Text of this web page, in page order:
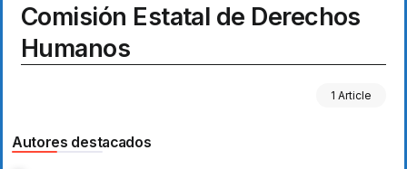
Comisión Estatal de Derechos
Humanos
1 Article
Autores destacados